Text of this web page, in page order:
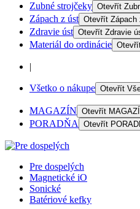
Zubné strojčeky Otevřít
Zápach z úst Otevřít Zápach
Zdravie úst Otevřít Zdravie
Materiál do ordinácie
|
Všetko o nákupe Otevřít
MAGAZÍN Otevřít
PORADŇA Otevřít
Pre dospelých
Magnetické iO
Sonické
Batériové kefky